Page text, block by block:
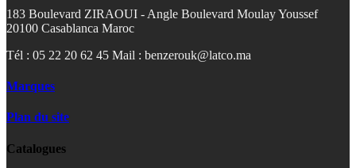
183 Boulevard ZIRAOUI - Angle Boulevard Moulay Youssef
20100 Casablanca Maroc
Tél : 05 22 20 62 45 Mail : benzerouk@latco.ma
Marques
Plan du site
Catalogues